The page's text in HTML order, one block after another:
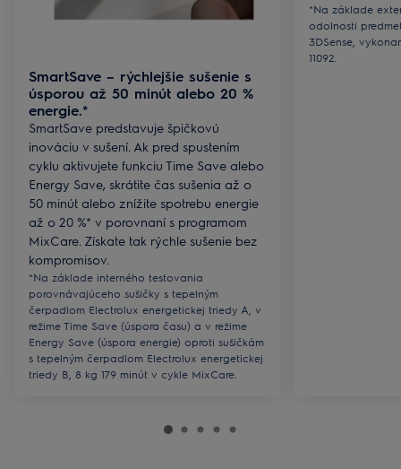
SmartSave – rýchlejšie sušenie s
úsporou až 50 minút alebo 20 %
energie.*
SmartSave predstavuje špičkovú
inováciu v sušení. Ak pred spustením
cyklu aktivujete funkciu Time Save alebo
Energy Save, skrátite čas sušenia až o
50 minút alebo znížite spotrebu energie
až o 20 %* v porovnaní s programom
MixCare. Získate tak rýchle sušenie bez
kompromisov.
*Na základe interného testovania
porovnávajúceho sušičky s tepelným
čerpadlom Electrolux energetickej triedy A, v
režime Time Save (úspora času) a v režime
Energy Save (úspora energie) oproti sušičkám
s tepelným čerpadlom Electrolux energetickej
triedy B, 8 kg 179 minút v cykle MixCare.
*Na základe
odolnosti
3DSense,
11092.